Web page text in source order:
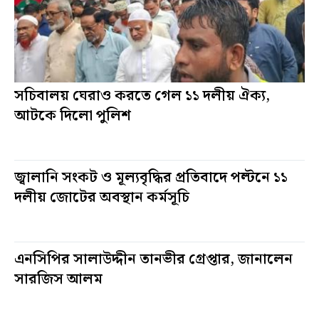
সচিবালয় ঘেরাও করতে গেল ১১ দলীয় ঐক্য,
আটকে দিলো পুলিশ
জ্বালানি সংকট ও মূল্যবৃদ্ধির প্রতিবাদে পল্টনে ১১
দলীয় জোটের অবস্থান কর্মসূচি
এনসিপির সালাউদ্দীন তানভীর গ্রেপ্তার, জানালেন
সারজিস আলম